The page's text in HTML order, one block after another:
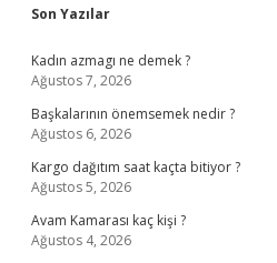
Sidebar
Son Yazılar
Kadın azmagı ne demek ?
Ağustos 7, 2026
Başkalarının önemsemek nedir ?
Ağustos 6, 2026
Kargo dağıtım saat kaçta bitiyor ?
Ağustos 5, 2026
Avam Kamarası kaç kişi ?
Ağustos 4, 2026